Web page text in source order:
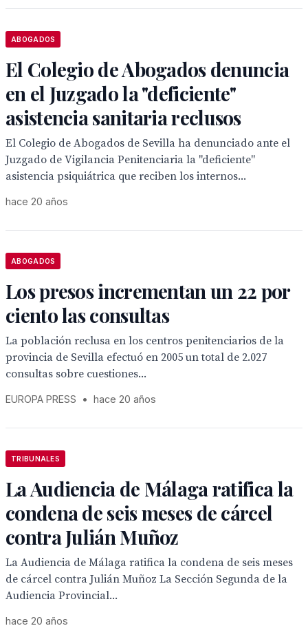
ABOGADOS
El Colegio de Abogados denuncia
en el Juzgado la "deficiente"
asistencia sanitaria reclusos
El Colegio de Abogados de Sevilla ha denunciado ante el
Juzgado de Vigilancia Penitenciaria la "deficiente"
asistencia psiquiátrica que reciben los internos...
hace 20 años
ABOGADOS
Los presos incrementan un 22 por
ciento las consultas
La población reclusa en los centros penitenciarios de la
provincia de Sevilla efectuó en 2005 un total de 2.027
consultas sobre cuestiones...
EUROPA PRESS • hace 20 años
TRIBUNALES
La Audiencia de Málaga ratifica la
condena de seis meses de cárcel
contra Julián Muñoz
La Audiencia de Málaga ratifica la condena de seis meses
de cárcel contra Julián Muñoz La Sección Segunda de la
Audiencia Provincial...
hace 20 años